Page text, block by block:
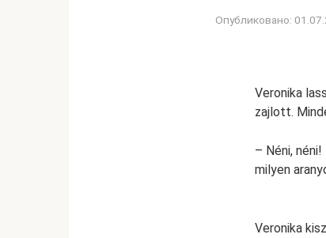
Опубликовано:
Veronika
zajlott.
– Néni,
milyen
Veronika